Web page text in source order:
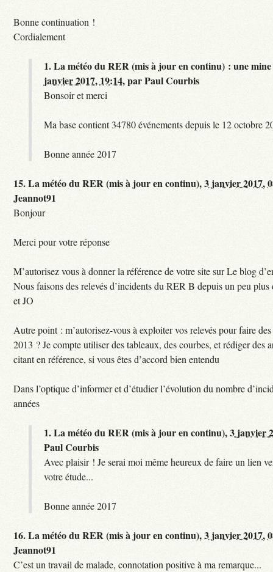
Bonne continuation !
Cordialement
1.La météo du RER (mis à jour en continu) : une
janvier 2017, 19:14,parPaul Courbis
Bonsoir et merci
Ma base contient 34780 événements depuis le 12 octobre
Bonne année 2017
15.La météo du RER (mis à jour en continu),3 janvier 2017,
Jeannot91
Bonjour
Merci pour votre réponse
M’autorisez vous à donner la référence de votre site sur Le blog
Nous faisons des relevés d’incidents du RER B depuis un peu
et JO
Autre point : m’autorisez-vous à exploiter vos relevés pour faire
2013 ? Je compte utiliser des tableaux, des courbes, et rédiger des
citant en référence, si vous êtes d’accord bien entendu
Dans l’optique d’informer et d’étudier l’évolution du nombre
années
1.La météo du RER (mis à jour en continu),3 janvier
Paul Courbis
Avec plaisir ! Je serai moi même heureux de faire un lien
votre étude...
Bonne année 2017
16.La météo du RER (mis à jour en continu),3 janvier 2017,
Jeannot91
C’est un travail de malade, connotation positive à ma remarque...